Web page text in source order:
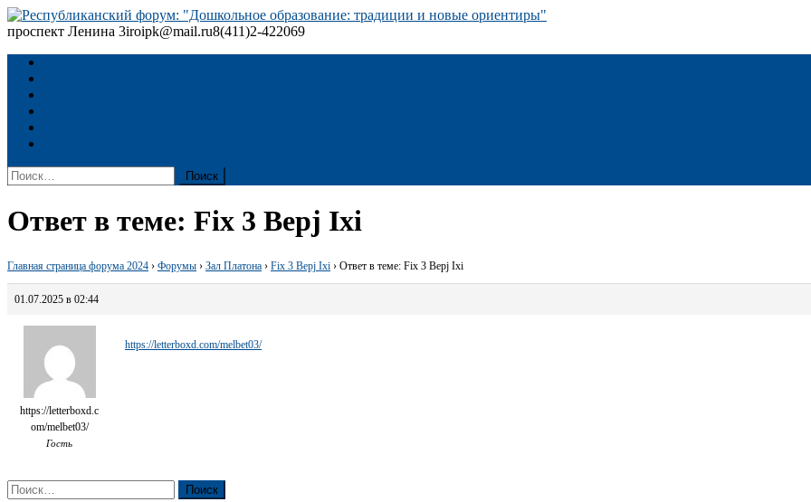
Skip
to
проспект Ленина 3iroipk@mail.ru8(411)2-422069
Найти:
Ответ в теме: Fix 3 Bepj Ixi
Главная страница форума 2024 › Форумы › Зал Платона › Fix 3 Bepj Ixi › Ответ в теме: Fix 3 Bepj Ixi
01.07.2025 в 02:44
https://letterboxd.c
om/melbet03/
Гость
https://letterboxd.com/melbet03/
Найти: